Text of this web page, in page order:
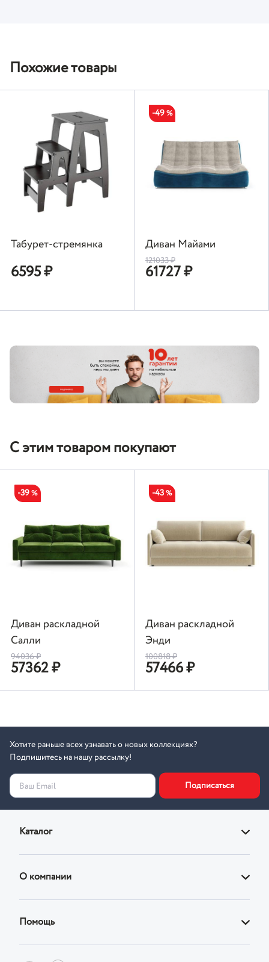
Похожие товары
Табурет-стремянка
6595₽
-49 %
Диван Майами
121033₽
61727₽
С этим товаром покупают
-39%
Диван раскладной
Салли
94036₽
57362₽
-43%
Диван раскладной
Энди
100818₽
57466₽
Хотите раньше всех узнавать о новых коллекциях?
Подпишитесь на нашу рассылку!
Ваш Email Подписаться
Каталог
Кресла
Стулья
О компании
Помощь